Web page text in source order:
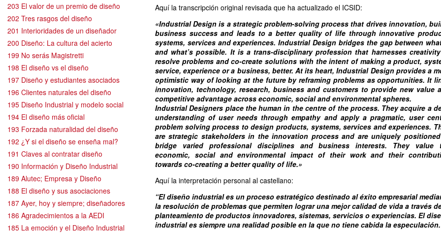
203 El valor de un premio de diseño
202 Tres rasgos del diseño
201 Interioridades de un diseñador
200 Diseño: La cultura del acierto
199 No serás Magistretti
198 El diseño vs el diseño
197 Diseño y estudiantes asociados
196 Clientes naturales del diseño
195 Diseño Industrial y modelo social
194 El diseño más oficial
193 Forzada naturalidad del diseño
192 ¿Y si el diseño se enseña mal?
191 Claves al contratar diseño
190 Información y Diseño Industrial
189 Alutec; Empresa y Diseño
188 El diseño y sus asociaciones
187 Ayer, hoy y siempre; diseñadores
186 Agradecimientos a la AEDI
185 La emoción y el Diseño Industrial
Aquí la transcripción original revisada que ha actualizado el ICSID:
«Industrial Design is a strategic problem-solving process that drives innovation,
business success and leads to a better quality of life through innovative
systems, services and experiences. Industrial Design bridges the gap between
and what’s possible. It is a trans-disciplinary profession that harnesses
resolve problems and co-create solutions with the intent of making a product,
service, experience or a business, better. At its heart, Industrial Design provides a
optimistic way of looking at the future by reframing problems as opportunities. It
innovation, technology, research, business and customers to provide new value
competitive advantage across economic, social and environmental spheres.
Industrial Designers place the human in the centre of the process. They acquire a
understanding of user needs through empathy and apply a pragmatic, user
problem solving process to design products, systems, services and experiences.
are strategic stakeholders in the innovation process and are uniquely
bridge varied professional disciplines and business interests. They value
economic, social and environmental impact of their work and their
towards co-creating a better quality of life.»
Aquí la interpretación personal al castellano:
“El diseño industrial es un proceso estratégico destinado al éxito empresarial
la resolución de problemas que permiten lograr una mejor calidad de vida a través
planteamiento de productos innovadores, sistemas, servicios o experiencias. El
industrial es siempre una realidad posible en la que no tiene cabida la especulación.